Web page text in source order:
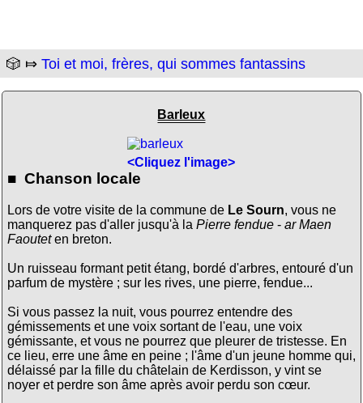
🎲 ⤇ Toi et moi, frères, qui sommes fantassins
Barleux
<Cliquez l'image>
■ Chanson locale
Lors de votre visite de la commune de Le Sourn, vous ne
manquerez pas d'aller jusqu'à la Pierre fendue- ar Maen
Faouteten breton.
Un ruisseau formant petit étang, bordé d'arbres, entouré d'un
parfum de mystère ; sur les rives, une pierre, fendue...
Si vous passez la nuit, vous pourrez entendre des
gémissements et une voix sortant de l'eau, une voix
gémissante, et vous ne pourrez que pleurer de tristesse. En
ce lieu, erre une âme en peine ; l'âme d'un jeune homme qui,
délaissé par la fille du châtelain de Kerdisson, y vint se
noyer et perdre son âme après avoir perdu son cœur.